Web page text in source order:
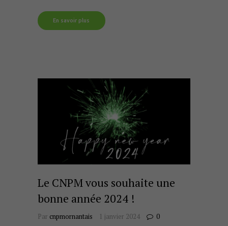
En savoir plus
Le CNPM vous souhaite une
bonne année 2024 !
Par cnpmornantais 1 janvier 2024 0